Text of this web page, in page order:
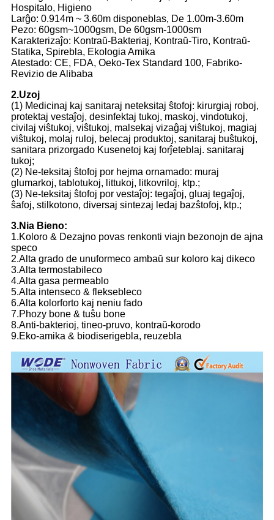
Hospitalo, Higieno
Larĝo: 0.914m ~ 3.60m disponeblas, De 1.00m-3.60m
Pezo: 60gsm~1000gsm, De 60gsm-1000sm
Karakterizaĵo: Kontraŭ-Bakteriaj, Kontraŭ-Tiro, Kontraŭ-
Statika, Spirebla, Ekologia Amika
Atestado: CE, FDA, Oeko-Tex Standard 100, Fabriko-
Revizio de Alibaba
2.Uzoj
(1) Medicinaj kaj sanitaraj neteksitaj ŝtofoj: kirurgiaj roboj,
protektaj vestaĵoj, desinfektaj tukoj, maskoj, vindotukoj,
civilaj viŝtukoj, viŝtukoj, malsekaj vizaĝaj viŝtukoj, magiaj
viŝtukoj, molaj ruloj, belecaj produktoj, sanitaraj buŝtukoj,
sanitara prizorgado Kusenetoj kaj forĵeteblaj. sanitaraj
tukoj;
(2) Ne-teksitaj ŝtofoj por hejma ornamado: muraj
glumarkoj, tablotukoj, littukoj, litkovriloj, ktp.;
(3) Ne-teksitaj ŝtofoj por vestaĵoj: tegaĵoj, gluaj tegaĵoj,
ŝafoj, stilkotono, diversaj sintezaj ledaj bazŝtofoj, ktp.;
3.Nia Bieno:
1.Koloro & Dezajno povas renkonti viajn bezonojn de ajna
speco
2.Alta grado de unuformeco ambaŭ sur koloro kaj dikeco
3.Alta termostabileco
4.Alta gasa permeablo
5.Alta intenseco & fleksebleco
6.Alta kolorforto kaj neniu fado
7.Phozy bone & tuŝu bone
8.Anti-bakterioj, tineo-pruvo, kontraŭ-korodo
9.Eko-amika & biodiserigebla, reuzebla